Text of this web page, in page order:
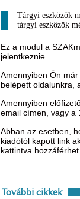
Tárgyi eszközök
tárgyi eszközök
Ez a modul a
jelentkeznie.
Amennyiben Ön
belépett oldalunkra,
Amennyiben
email címen, vagy a
Abban az esetben,
kiadótól kapott link
kattintva
További cikkek